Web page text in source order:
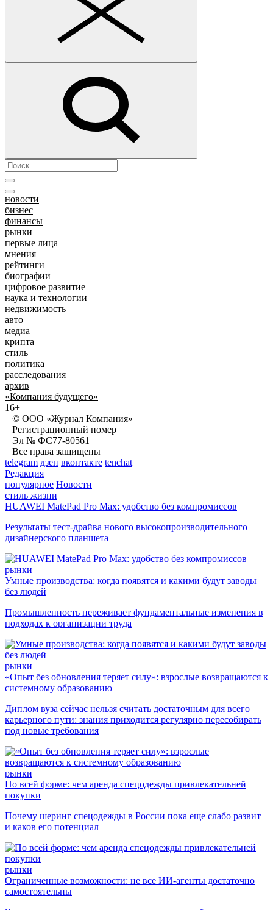
новости
бизнес
финансы
рынки
первые лица
мнения
рейтинги
биографии
цифровое развитие
наука и технологии
недвижимость
авто
медиа
крипта
стиль
политика
расследования
архив
«Компания будущего»
16+
© ООО «Журнал Компания»
Регистрационный номер
Эл № ФС77-80561
Все права защищены
telegram дзен вконтакте tenchat
Редакция
популярное Новости
стиль жизни
HUAWEI MatePad Pro Max: удобство без компромиссов
Результаты тест-драйва нового высокопроизводительного
дизайнерского планшета
рынки
Умные производства: когда появятся и какими будут заводы
без людей
Промышленность переживает фундаментальные изменения в
подходах к организации труда
рынки
«Опыт без обновления теряет силу»: взрослые возвращаются к
системному образованию
Диплом вуза сейчас нельзя считать достаточным для всего
карьерного пути: знания приходится регулярно пересобирать
под новые требования
рынки
По всей форме: чем аренда спецодежды привлекательней
покупки
Почему шеринг спецодежды в России пока еще слабо развит
и каков его потенциал
рынки
Ограниченные возможности: не все ИИ-агенты достаточно
самостоятельны